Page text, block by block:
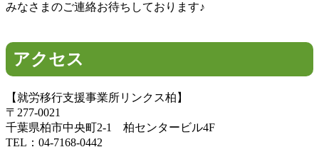
みなさまのご連絡お待ちしております♪
アクセス
【就労移行支援事業所リンクス柏】
〒277-0021
千葉県柏市中央町2-1 柏センタービル4F
TEL：04-7168-0442